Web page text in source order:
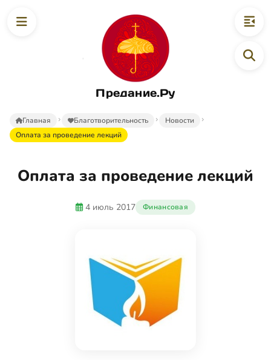
Предание.Ру
Главная Благотворительность
Новости
Оплата за проведение лекций
Оплата за проведение лекций
4 июль 2017 Финансовая